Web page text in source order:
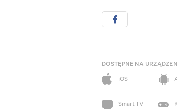
DOSTĘPNE NA
iOS
Smart TV